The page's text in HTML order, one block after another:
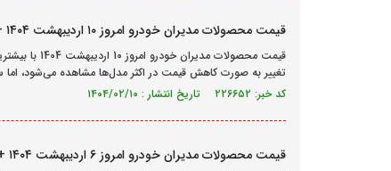
قیمت محصولات مدیران خودرو امروز ۱۰ اردیبهشت ۱۴۰۴ + جدول
قیمت
تغییر به صورت کاهش قیمت در اکثر مدل‌ها مشاهده می‌شود، اما
کد خبر: ۲۲۶۶۵۲ تاریخ انتشار : ۱۴۰۴/۰۲/۱۰
قیمت محصولات مدیران خودرو امروز ۶ اردیبهشت ۱۴۰۴ + جدول